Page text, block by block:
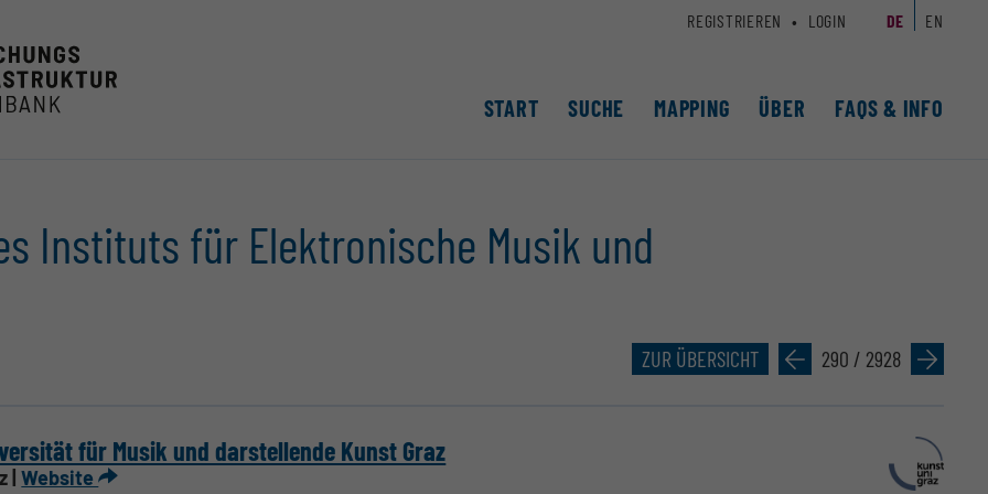
START SUCHE MAPPING ÜBER FAQS & INFO
REGISTRIEREN LOGIN DE EN
Instituts für Elektronische Musik und
ZUR ÜBERSICHT » 290 / 2928 »
für Musik und darstellende Kunst Graz
|Website